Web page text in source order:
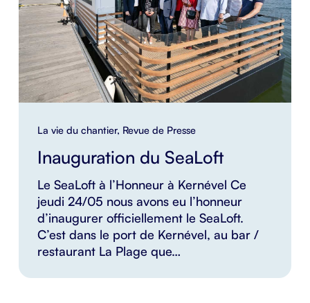
La vie du chantier, Revue de Presse
Inauguration du SeaLoft
Le SeaLoft à l’Honneur à Kernével Ce
jeudi 24/05 nous avons eu l’honneur
d’inaugurer officiellement le SeaLoft.
C’est dans le port de Kernével, au bar /
restaurant La Plage que…